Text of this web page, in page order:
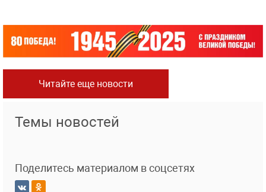
Читайте еще новости
Темы новостей
Поделитесь материалом в соцсетях